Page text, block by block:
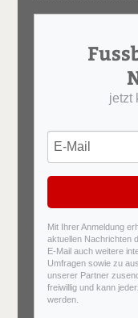
jetzt
Mit Ihrer Anmeldung
aktuellen Nachrichten
E-Mail auch weitere
Umfragen sowie zu
unserer Partner
freiwillig und kann
werden.